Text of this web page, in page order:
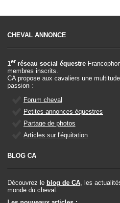
CHEVAL ANNONCE
1er réseau social équestre
membres inscrits.
CA propose aux cavaliers une
passion :
Forum cheval
Petites annonces équestres
Partage de photos
Articles sur l'équitation
BLOG CA
Découvrez le blog de CA, les
monde du cheval.